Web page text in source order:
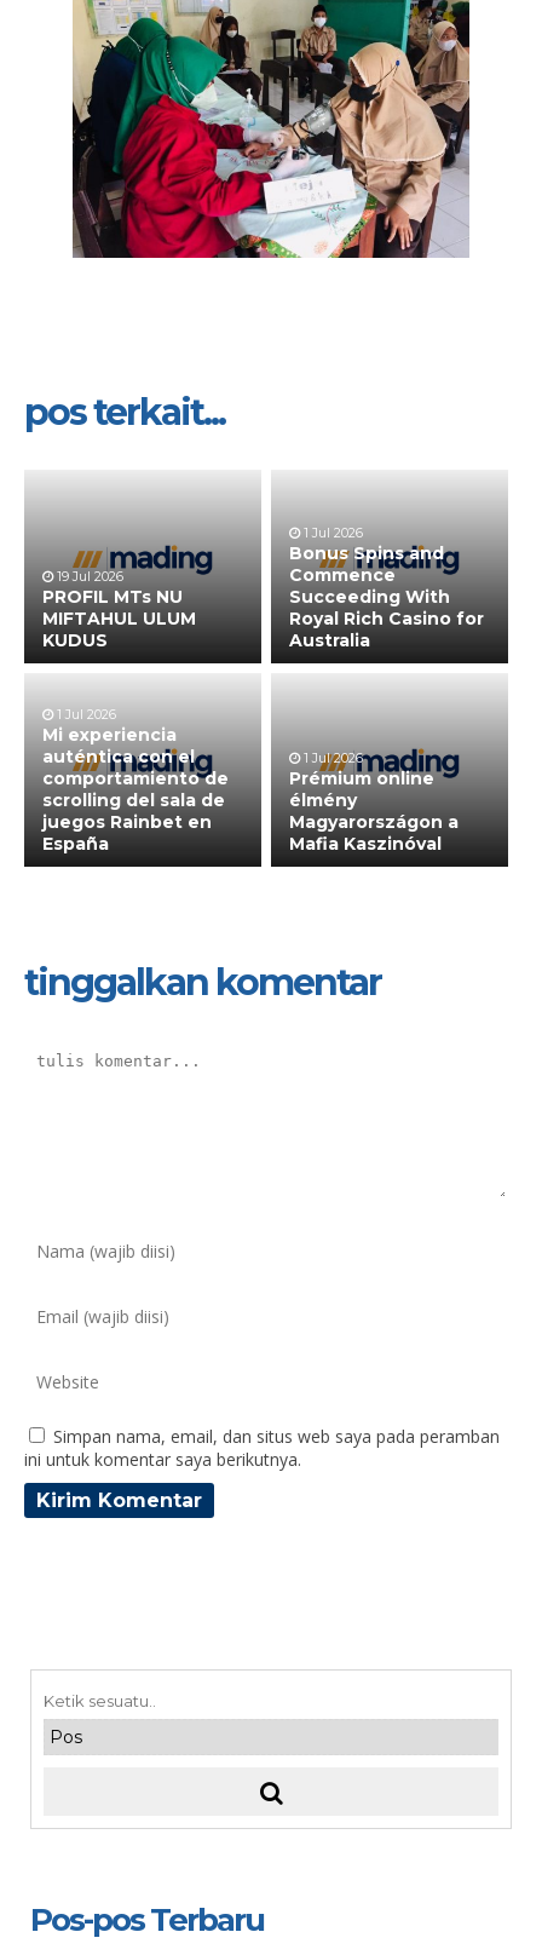
pos terkait...
19 Jul 2026
PROFIL MTs NU
MIFTAHUL ULUM
KUDUS
1 Jul 2026
Bonus Spins and
Commence
Succeeding With
Royal Rich Casino for
Australia
1 Jul 2026
Mi experiencia
auténtica con el
comportamiento de
scrolling del sala de
juegos Rainbet en
España
1 Jul 2026
Prémium online
élmény
Magyarországon a
Mafia Kaszinóval
tinggalkan komentar
Simpan nama, email, dan situs web saya pada peramban
ini untuk komentar saya berikutnya.
Pos-pos Terbaru